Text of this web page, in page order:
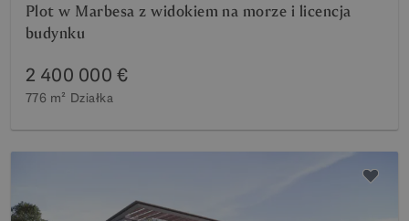
Plot w Marbesa z widokiem na morze i licencja
budynku
2 400 000 €
776 m² Działka